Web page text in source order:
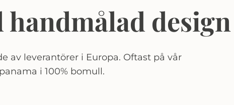
design
av leverantörer i Europa. Oftast på vår
i 100% bomull.